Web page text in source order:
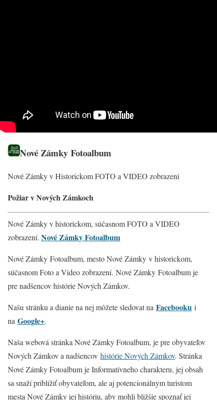
Nové Zámky Fotoalbum
Nové Zámky v Historickom FOTO a VIDEO zobrazení
Požiar v Nových Zámkoch
Nové Zámky v historickom, súčasnom FOTO a VIDEO
zobrazení. Nové Zámky Fotoalbum
Nové Zámky Fotoalbum, mesto Nové Zámky v historickom,
súčasnom Foto a Video zobrazení. Nové Zámky Fotoalbum je
pre nadšencov histórie Nových Zámkov.
Našu stránku a dianie na nej môžete sledovat na Facebooku i
na Google+.
Naša webová stránka Nové Zámky Fotoalbum, je pre obyvateľov
Nových Zámkov a nadšencov histórie Nových Zámkov. Stránka
Nové Zámky Fotoalbum je Informatívneho charakteru, jej obsah
sa snaží priblížiť obyvateľom, ale aj potencionálnym turistom
mesta Nové Zámky jej históriu, aby mohli bližšie spoznať jej